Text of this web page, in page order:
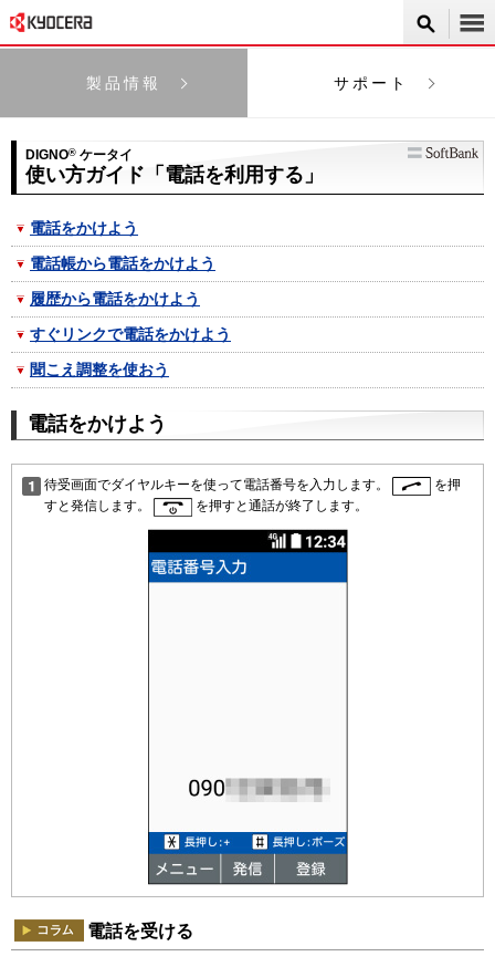
製品情報 サポート
DIGNO® ケータイ
使い方ガイド「電話を利用する」
電話をかけよう
電話帳から電話をかけよう
履歴から電話をかけよう
すぐリンクで電話をかけよう
聞こえ調整を使おう
電話をかけよう
待受画面でダイヤルキーを使って電話番号を入力します。
を押
すと発信します。
を押すと通話が終了します。
電話を受ける